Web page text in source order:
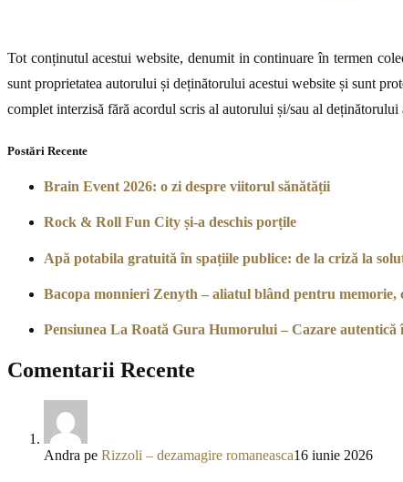
Tot conținutul acestui website, denumit in continuare în termen
sunt proprietatea autorului și deținătorului acestui website și sunt
complet interzisă fără acordul scris al autorului și/sau al deținătorului
Postări Recente
Brain Event 2026: o zi despre viitorul sănătății
Rock & Roll Fun City și-a deschis porțile
Apă potabila gratuită în spațiile publice: de la criză la
Bacopa monnieri Zenyth – aliatul blând pentru memorie,
Pensiunea La Roată Gura Humorului – Cazare autentică
Comentarii Recente
Andra pe Rizzoli – dezamagire romaneasca16 iunie 2026